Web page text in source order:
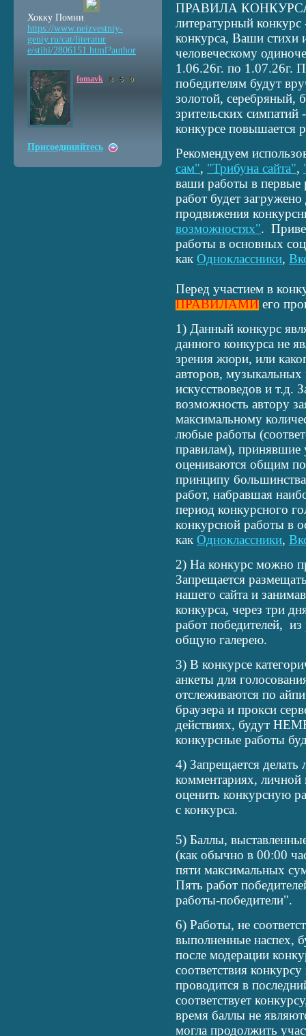
ПРАВИЛА
литературный
конкурса, Ваши
человеческому
1.06.26г. по 1.07.26г.
победителям будут
золотой, серебряный,
зрительских симпатий
конкурсе повышается
Рекомендуем
сам", "Трибуна сайта",
ваши работы в первые
работ будет
продвижения
возможностях".
работы в основных
как Одноклассники,
Перед участием в
ПРАВИЛАМИ его
1) Данный конкурс
данного конкурса не
зрения жюри, или
авторов, музыкальных
искусствоведов и т.д.
возможность автору
максимальному
любые работы
правилам), принявшие
оцениваются общим
принципу
работ, набравшая
период конкурсного
конкурсной работы в
как Одноклассники,
2) На конкурс можно
Запрещается
нашего сайта и
конкурса, через три
работ победителей,
общую галерею.
3) В конкурсе
анкеты для
отслеживаются по
браузера и прокси
действиях, будут
конкурсные работы
4) Запрещается
комментариях, личной
оценить конкурсную
с конкурса.
5) Баллы,
(как обычно в 00:00
пяти максимальных
Пять работ
работы-победители".
6) Работы, не
выполненные наспех,
после модерации
соответствия
проводится в
соответствует
время баллы не
могла продолжить
Хокку Помни
https://www.neizvestniy-
geniy.ru/cat/literatur
e/stihi/2806151.html?author
fomavk 8 5 0
Присоединяйтесь